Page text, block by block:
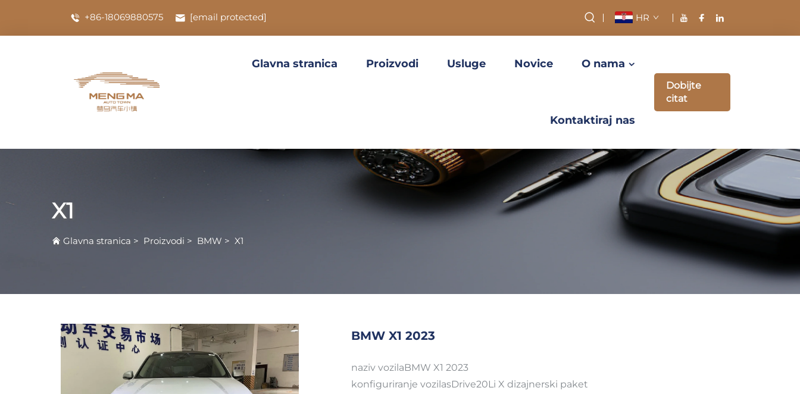
+86-18069880575 [email protected] HR
Glavna stranica Proizvodi Usluge Novice O nama
Kontaktiraj nas
Dobijte
citat
X1
Glavna stranica > Proizvodi > BMW > X1
BMW X1 2023
naziv vozilaBMW X1 2023
konfiguriranje vozilasDrive20Li X dizajnerski paket